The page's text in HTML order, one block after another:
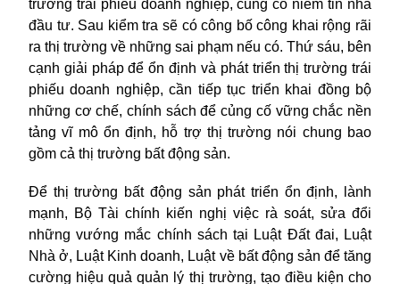
trường trái phiếu doanh nghiệp, củng cố niềm tin nhà
đầu tư. Sau kiểm tra sẽ có công bố công khai rộng rãi
ra thị trường về những sai phạm nếu có. Thứ sáu, bên
cạnh giải pháp để ổn định và phát triển thị trường trái
phiếu doanh nghiệp, cần tiếp tục triển khai đồng bộ
những cơ chế, chính sách để củng cố vững chắc nền
tảng vĩ mô ổn định, hỗ trợ thị trường nói chung bao
gồm cả thị trường bất động sản.
Để thị trường bất động sản phát triển ổn định, lành
mạnh, Bộ Tài chính kiến nghị việc rà soát, sửa đổi
những vướng mắc chính sách tại Luật Đất đai, Luật
Nhà ở, Luật Kinh doanh, Luật về bất động sản để tăng
cường hiệu quả quản lý thị trường, tạo điều kiện cho